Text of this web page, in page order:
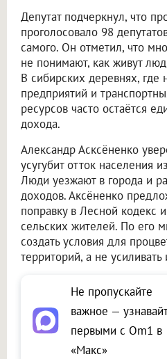
Депутат подчеркнул, что
проголосовало 98
самого. Он отметил, что
не понимают, как живут
В сибирских деревнях, где
предприятий и
ресурсов часто остаётся
дохода.
Александр Асксёненко
усугубит отток населения
Люди уезжают в города и
доходов. Аксёненко
поправку в Лесной кодекс
сельских жителей. По его
создать условия для
территорий, а не усиливать
Не пропускайте
важное —
первыми с Om1 в
«Макс»